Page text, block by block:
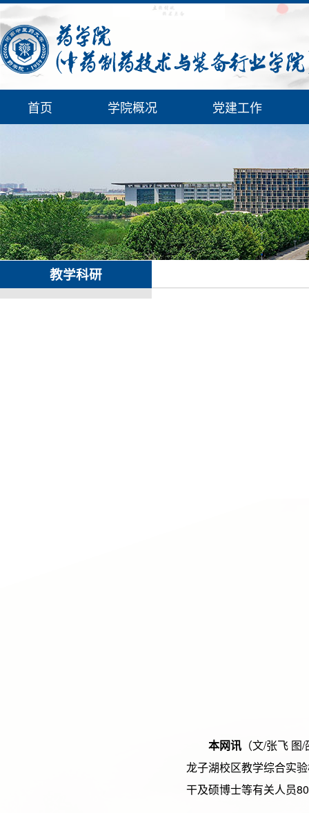
首页 学院概况 党建工作
教学科研
本网讯 （文/张飞
龙子湖校区教学综合实
干及硕博士等有关人员